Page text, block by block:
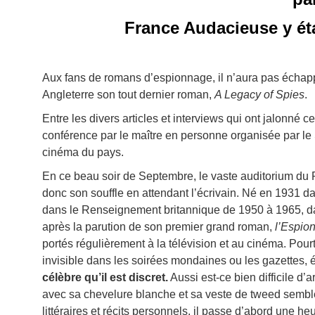
France Audacieuse y
Aux fans de romans d’espionnage, il n’aura pas
Angleterre son tout dernier roman, A Legacy of Spies.
Entre les divers articles et interviews qui ont jalonné
conférence par le maître en personne organisée par
cinéma du pays.
En ce beau soir de Septembre, le vaste auditorium
donc son souffle en attendant l’écrivain. Né en 1931
dans le Renseignement britannique de 1950 à 1965,
après la parution de son premier grand roman,
portés régulièrement à la télévision et au cinéma.
invisible dans les soirées mondaines ou les gazettes,
célèbre qu’il est discret.Aussi est-ce bien difficile
avec sa chevelure blanche et sa veste de tweed
littéraires et récits personnels, il passe d’abord une